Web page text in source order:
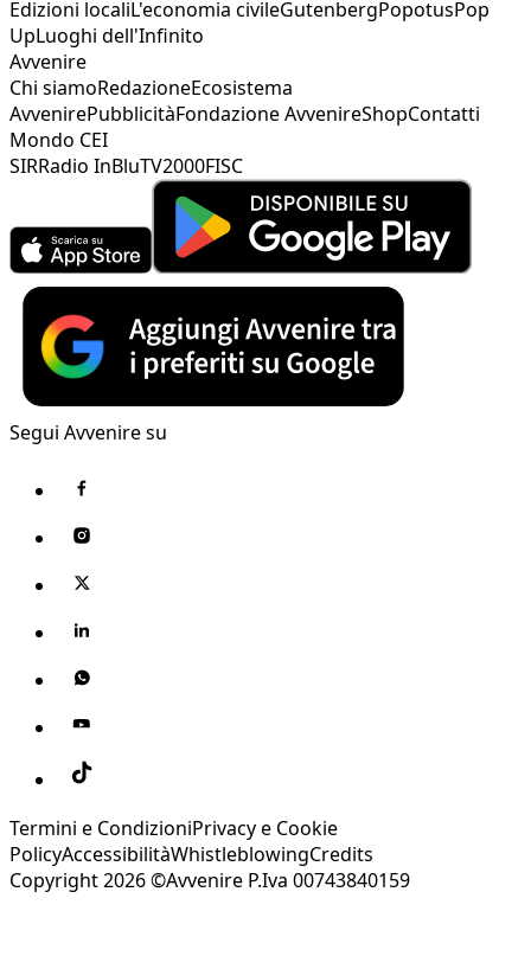
Edizioni localiL'economia civileGutenbergPopotusPop
UpLuoghi dell'Infinito
Avvenire
Chi siamoRedazioneEcosistema
AvvenirePubblicitàFondazione AvvenireShopContatti
Mondo CEI
SIRRadio InBluTV2000FISC
Segui Avvenire su
Termini e CondizioniPrivacy e Cookie
PolicyAccessibilitàWhistleblowingCredits
Copyright 2026 ©Avvenire P.Iva 00743840159